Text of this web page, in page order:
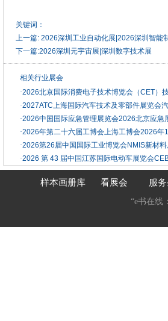
关键词：
上一篇: 2026深圳工业自动化展|2026深圳智能
下一篇:2026深圳元宇宙展|深圳数字技术展
相关行业展会
·2026北京国际消费电子技术博览会（CET）
·2027ATC上海国际汽车技术及零部件展览会
·2026中国国际应急管理展览会2026北京应急
·2026年第二十六届工博会上海工博会2026年
·2026第26届中国国际工业博览会NMIS新材料
·2026 第 43 届中国江苏国际电动车展览会
样本画册库 看展会 服
“e书在线